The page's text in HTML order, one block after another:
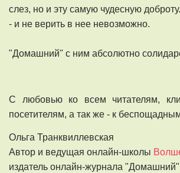
слез, но и эту самую чудесную
- и не верить в нее невозможно.
"Домашний" с ним абсолютно
С любовью ко всем читателям,
посетителям, а так же - к
Ольга Транквиллевская
Автор и ведущая онлайн-школы
издатель онлайн-журнала "Домашний"